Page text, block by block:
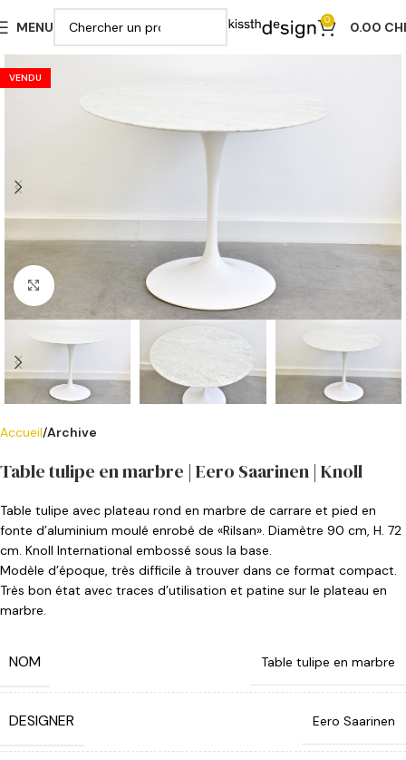
MENU 0 0.00
VENDU
Cliquer pour agrandir
Accueil Archive
Table tulipe en marbre | Eero Saarinen | Knoll
Table tulipe avec plateau rond en marbre de carrare et pied en
fonte d’aluminium moulé enrobé de «Rilsan». Diamètre 90 cm, H. 72
cm. Knoll International embossé sous la base.
Modèle d’époque, très difficile à trouver dans ce format compact.
Très bon état avec traces d’utilisation et patine sur le plateau en
marbre.
NOM Table tulipe en marbre
DESIGNER Eero Saarinen